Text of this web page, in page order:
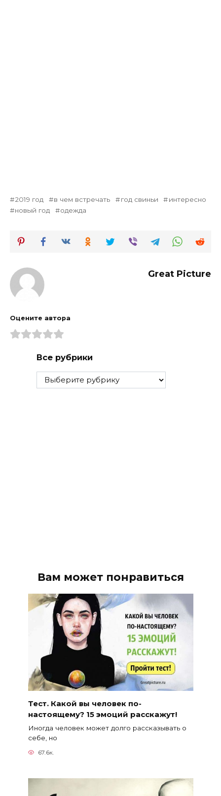
2019 год в чем встречать год свиньи
интересно
новый год
одежда
Great Picture
Оцените автора
Все рубрики
Все
рубрики
Вам может понравиться
Тест. Какой вы человек по-
настоящему? 15 эмоций расскажут!
Иногда человек может долго рассказывать о
себе, но
67.6к.